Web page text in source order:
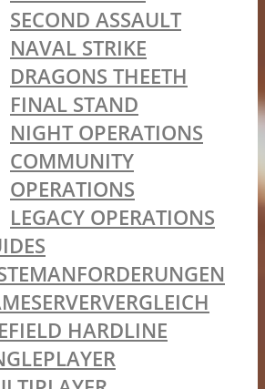
SECOND ASSAULT
NAVAL STRIKE
DRAGONS THEETH
FINAL STAND
NIGHT OPERATIONS
COMMUNITY
OPERATIONS
LEGACY OPERATIONS
HARDLINE